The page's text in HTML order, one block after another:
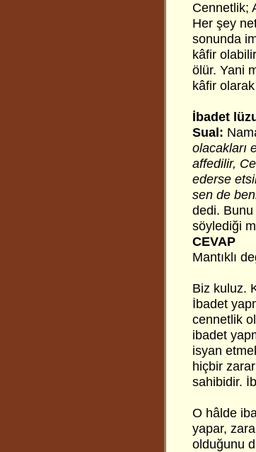
Cennetlik;
Her şey
sonunda
kâfir
ölür. Yani
kâfir
İbadet
Sual:
olacakları
affedilir,
ederse
sen de
dedi. Bunu
söylediği
CEVAP
Mantıklı
Biz kuluz.
İbadet
cennetlik
ibadet
isyan
hiçbir
sahibidir.
O hâlde
yapar,
olduğunu